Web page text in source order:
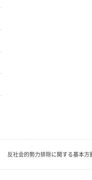
反社会的勢力排除に関する基本方